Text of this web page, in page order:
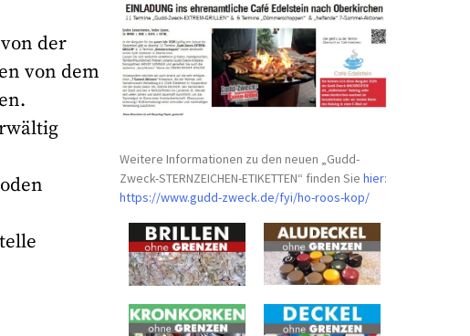
der
von dem
Weitere Informationen zu den neuen „Gudd-
Zweck-STERNZEICHEN-ETIKETTEN“ finden Siehier:
https://www.gudd-zweck.de/fyi/ho-roos-kop/